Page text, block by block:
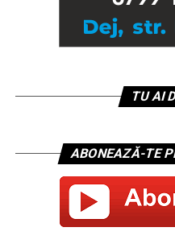
TU AI
ABONEAZĂ-TE